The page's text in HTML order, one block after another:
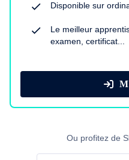
Disponible sur
Le meilleur
examen, certificat...
Ou profitez de